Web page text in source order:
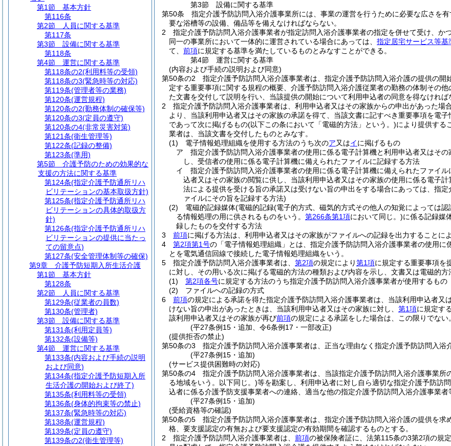
第3節
設備に関する基準
第50条
指定介護予防訪問入浴介護事業所には、事業の運営を行うために必要な広さを
要な浴槽等の設備、備品等を備えなければならない。
2
指定介護予防訪問入浴介護事業者が指定訪問入浴介護事業者の指定を併せて受け、
同一の事業所において一体的に運営されている場合にあっては、 指定居宅サービス等
て、 前項に規定する基準を満たしているものとみなすことができる。
第4節
運営に関する基準
(内容および手続の説明および同意)
第50条の2
指定介護予防訪問入浴介護事業者は、指定介護予防訪問入浴介護の提供の開
定する重要事項に関する規程の概要、介護予防訪問入浴介護従業者の勤務の体制その
た文書を交付して説明を行い、当該提供の開始について利用申込者の同意を得なければ
2
指定介護予防訪問入浴介護事業者は、利用申込者又はその家族からの申出があった場合
より、当該利用申込者又はその家族の承諾を得て、当該文書に記すべき重要事項を電
であって次に掲げるもの(以下この条において「電磁的方法」という。)により提供する
業者は、当該文書を交付したものとみなす。
(1)
電子情報処理組織を使用する方法のうち次のア又はイに掲げるもの
ア
指定介護予防訪問入浴介護事業者の使用に係る電子計算機と利用申込者又はそ
し、受信者の使用に係る電子計算機に備えられたファイルに記録する方法
イ
指定介護予防訪問入浴介護事業者の使用に係る電子計算機に備えられたファイル
込者又はその家族の閲覧に供し、当該利用申込者又はその家族の使用に係る電子
法による提供を受ける旨の承諾又は受けない旨の申出をする場合にあっては、指
ァイルにその旨を記録する方法)
(2)
電磁的記録媒体(電磁的記録(電子的方式、磁気的方式その他人の知覚によっては
る情報処理の用に供されるものをいう。 第266条第1項において同じ。)に係る記録媒
録したものを交付する方法
3
前項に掲げる方法は、利用申込者又はその家族がファイルへの記録を出力することに
4
第2項第1号の「電子情報処理組織」とは、指定介護予防訪問入浴介護事業者の使用
とを電気通信回線で接続した電子情報処理組織をいう。
5
指定介護予防訪問入浴介護事業者は、 第2項の規定により第1項に規定する重要事項を
に対し、その用いる次に掲げる電磁的方法の種類および内容を示し、文書又は電磁的方
(1)
第2項各号に規定する方法のうち指定介護予防訪問入浴介護事業者が使用するもの
(2)
ファイルへの記録の方式
6
前項の規定による承諾を得た指定介護予防訪問入浴介護事業者は、当該利用申込者
けない旨の申出があったときは、当該利用申込者又はその家族に対し、 第1項に規定す
該利用申込者又はその家族が再び前項の規定による承諾をした場合は、この限りでない。
(平27条例15・追加、令6条例17・一部改正)
(提供拒否の禁止)
第50条の3
指定介護予防訪問入浴介護事業者は、正当な理由なく指定介護予防訪問入浴
(平27条例15・追加)
(サービス提供困難時の対応)
第50条の4
指定介護予防訪問入浴介護事業者は、当該指定介護予防訪問入浴介護事業所
る地域をいう。以下同じ。)等を勘案し、利用申込者に対し自ら適切な指定介護予防訪
込者に係る介護予防支援事業者への連絡、適当な他の指定介護予防訪問入浴介護事業
(平27条例15・追加)
(受給資格等の確認)
第50条の5
指定介護予防訪問入浴介護事業者は、指定介護予防訪問入浴介護の提供を
格、要支援認定の有無および要支援認定の有効期間を確認するものとする。
2
指定介護予防訪問入浴介護事業者は、 前項の被保険者証に、法第115条の3第2項の規
第1節
基本方針
第116条
第2節
人員に関する基準
第117条
第3節
設備に関する基準
第118条
第4節
運営に関する基準
第118条の2(利用料等の受領)
第118条の3(緊急時等の対応)
第119条(管理者等の業務)
第120条(運営規程)
第120条の2(勤務体制の確保等)
第120条の3(定員の遵守)
第120条の4(非常災害対策)
第121条(衛生管理等)
第122条(記録の整備)
第123条(準用)
第5節
介護予防のための効果的な
支援の方法に関する基準
第124条(指定介護予防通所リハ
ビリテーションの基本取扱方針)
第125条(指定介護予防通所リハ
ビリテーションの具体的取扱方
針)
第126条(指定介護予防通所リハ
ビリテーションの提供に当たっ
ての留意点)
第127条(安全管理体制等の確保)
第9章
介護予防短期入所生活介護
第1節
基本方針
第128条
第2節
人員に関する基準
第129条(従業者の員数)
第130条(管理者)
第3節
設備に関する基準
第131条(利用定員等)
第132条(設備等)
第4節
運営に関する基準
第133条(内容および手続の説明
および同意)
第134条(指定介護予防短期入所
生活介護の開始および終了)
第135条(利用料等の受領)
第136条(身体的拘束等の禁止)
第137条(緊急時等の対応)
第138条(運営規程)
第139条(定員の遵守)
第139条の2(衛生管理等)